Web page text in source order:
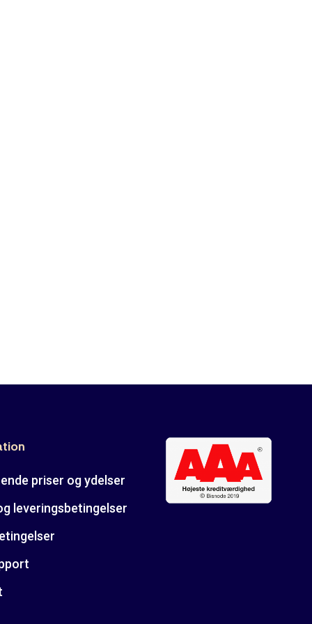
priser og ydelser
leveringsbetingelser